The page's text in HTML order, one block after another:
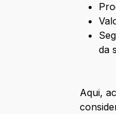
da
Aqui,